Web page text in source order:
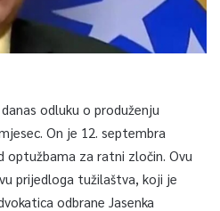
odluku o produženju
On je 12. septembra
optužbama za ratni zločin. Ovu
prijedloga tužilaštva, koji je
odbrane Jasenka